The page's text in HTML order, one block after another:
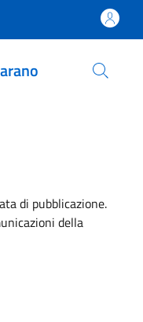
di pubblicazione.
della